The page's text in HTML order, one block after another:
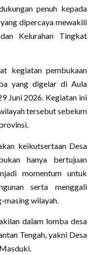
penuh kepada
dipercaya mewakili
Kelurahan Tingkat
kegiatan pembukaan
yang digelar di Aula
Juni 2026. Kegiatan ini
tersebut sebelum
keikutsertaan Desa
hanya bertujuan
momentum untuk
serta menggali
wilayah.
dalam lomba desa
Tengah, yakni Desa